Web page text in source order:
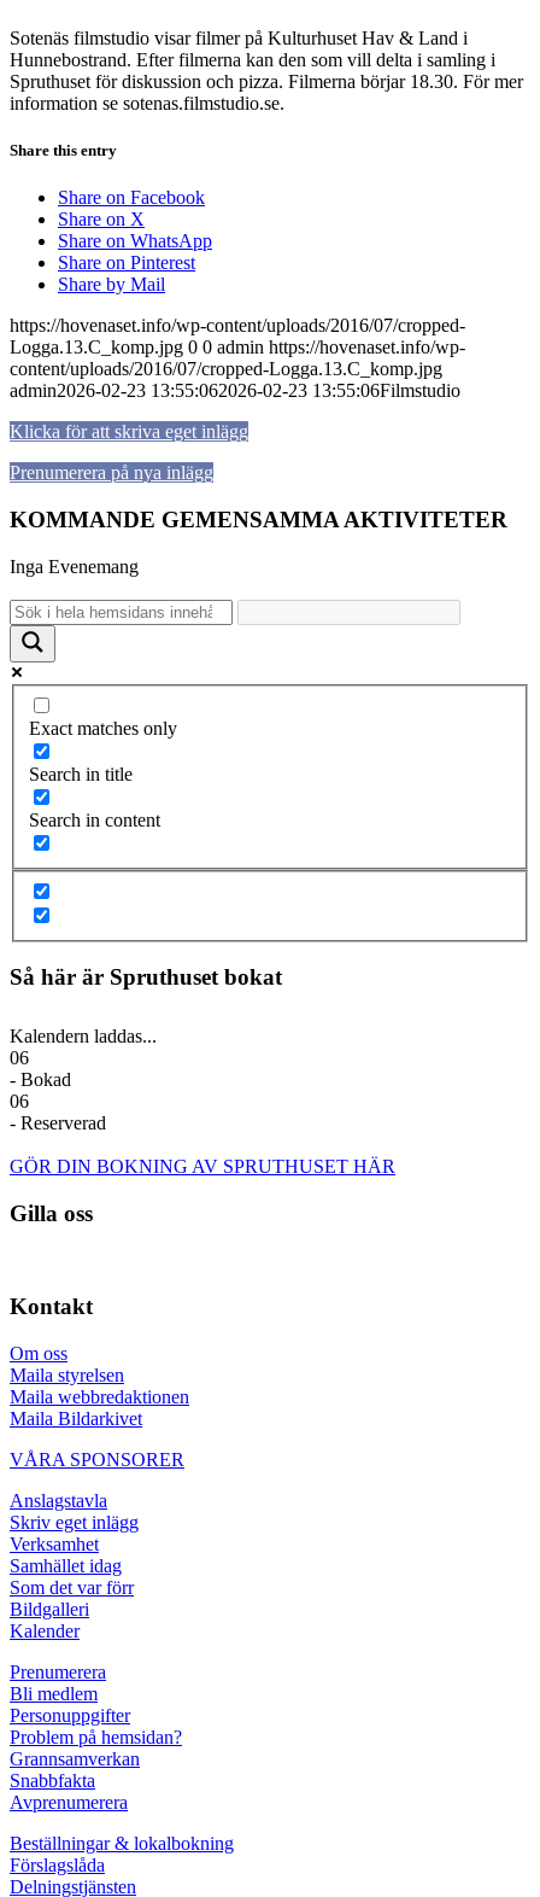
Sotenäs filmstudio visar filmer på Kulturhuset Hav & Land i
Hunnebostrand. Efter filmerna kan den som vill delta i samling i
Spruthuset för diskussion och pizza. Filmerna börjar 18.30. För mer
information se sotenas.filmstudio.se.
Share this entry
Share on Facebook
Share on X
Share on WhatsApp
Share on Pinterest
Share by Mail
https://hovenaset.info/wp-content/uploads/2016/07/cropped-
Logga.13.C_komp.jpg 0 0 admin https://hovenaset.info/wp-
content/uploads/2016/07/cropped-Logga.13.C_komp.jpg
admin2026-02-23 13:55:062026-02-23 13:55:06Filmstudio
Klicka för att skriva eget inlägg
Prenumerera på nya inlägg
KOMMANDE GEMENSAMMA AKTIVITETER
Inga Evenemang
Exact matches only
Search in title
Search in content
Så här är Spruthuset bokat
Kalendern laddas...
06
- Bokad
06
- Reserverad
GÖR DIN BOKNING AV SPRUTHUSET HÄR
Gilla oss
Kontakt
Om oss
Maila styrelsen
Maila webbredaktionen
Maila Bildarkivet
VÅRA SPONSORER
Anslagstavla
Skriv eget inlägg
Verksamhet
Samhället idag
Som det var förr
Bildgalleri
Kalender
Prenumerera
Bli medlem
Personuppgifter
Problem på hemsidan?
Grannsamverkan
Snabbfakta
Avprenumerera
Beställningar & lokalbokning
Förslagslåda
Delningstjänsten